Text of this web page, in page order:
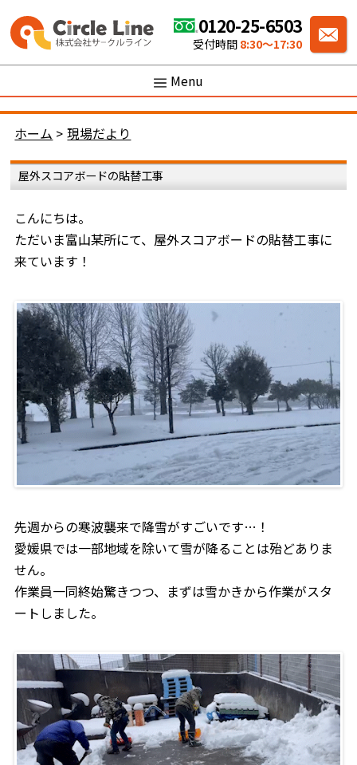
0120-25-6503
受付時間 8:30〜17:30
Menu
ホーム > 現場だより
屋外スコアボードの貼替工事
こんにちは。
ただいま富山某所にて、屋外スコアボードの貼替工事に
来ています！
先週からの寒波襲来で降雪がすごいです…！
愛媛県では一部地域を除いて雪が降ることは殆どありま
せん。
作業員一同終始驚きつつ、まずは雪かきから作業がスタ
ートしました。